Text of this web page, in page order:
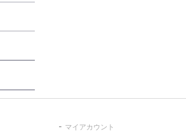
マイアカウント